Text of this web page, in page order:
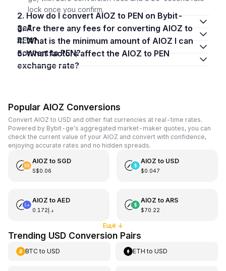
lock once you confirm.
2. How do I convert AIOZ to PEN on Bybit-
ge?
3. Are there any fees for converting AIOZ to
PEN?
4. What is the minimum amount of AIOZ I can
convert to PEN?
5. What factors affect the AIOZ to PEN
exchange rate?
Popular AIOZ Conversions
Convert AIOZ to USD and other fiat currencies at real-time rates.
Powered by Bybit-ge's aggregated market-maker quotes, you can
check the current value of your AIOZ and convert with confidence,
enjoying accurate rates and no hidden spreads.
AIOZ to SGD
S$0.06
AIOZ to USD
$0.047
AIOZ to AED
د.إ0.172
AIOZ to ARS
$70.22
Ещё ↓
Trending USD Conversion Pairs
BTCto USD ETH toUSD